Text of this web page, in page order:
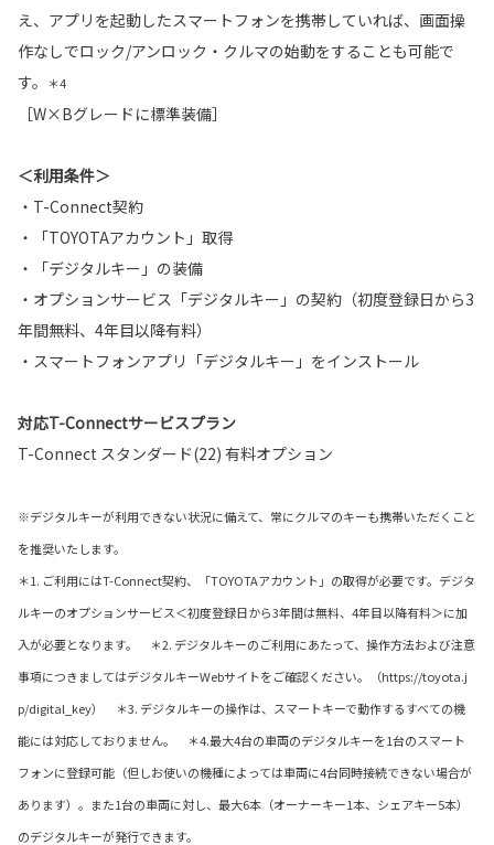
え、アプリを起動したスマートフォンを携帯していれば、画面操
作なしでロック/アンロック・クルマの始動をすることも可能で
す。
＊4
［W×Bグレードに標準装備］
＜利用条件＞
・T-Connect契約
・「TOYOTAアカウント」取得
・「デジタルキー」の装備
・オプションサービス「デジタルキー」の契約（初度登録日から3
年間無料、4年目以降有料）
・スマートフォンアプリ「デジタルキー」をインストール
対応T-Connectサービスプラン
T-Connect スタンダード(22) 有料オプション
※デジタルキーが利用できない状況に備えて、常にクルマのキーも携帯いただくこと
を推奨いたします。
＊1. ご利用にはT-Connect契約、「TOYOTAアカウント」の取得が必要です。デジタ
ルキーのオプションサービス＜初度登録日から3年間は無料、4年目以降有料＞に加
入が必要となります。 ＊2. デジタルキーのご利用にあたって、操作方法および注意
事項につきましてはデジタルキーWebサイトをご確認ください。（https://toyota.j
p/digital_key） ＊3. デジタルキーの操作は、スマートキーで動作するすべての機
能には対応しておりません。 ＊4.最大4台の車両のデジタルキーを1台のスマート
フォンに登録可能（但しお使いの機種によっては車両に4台同時接続できない場合が
あります）。また1台の車両に対し、最大6本（オーナーキー1本、シェアキー5本）
のデジタルキーが発行できます。